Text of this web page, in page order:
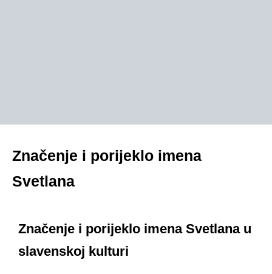
Značenje i porijeklo imena
Svetlana
Značenje i porijeklo imena Svetlana u
slavenskoj kulturi